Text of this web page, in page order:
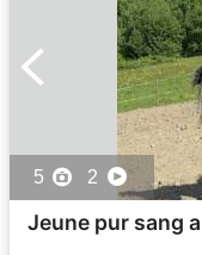
5 2
Jeune pur sang